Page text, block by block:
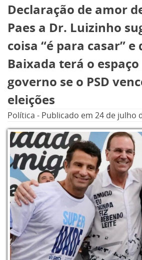
Declaração de amor
Paes a Dr. Luizinho
coisa “é para casar” e
Baixada terá o
governo se o PSD
eleições
Política - Publicado em 24 de julho